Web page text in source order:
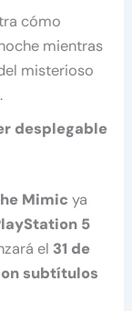
cómo
mientras
misterioso
desplegable
Mimic ya
5
el 31 de
subtítulos